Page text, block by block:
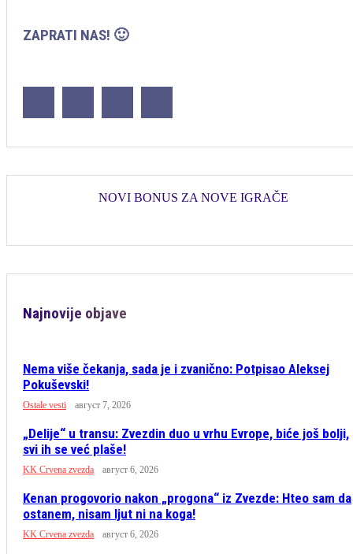
ZAPRATI NAS! 🙂
NOVI BONUS ZA NOVE IGRAČE
Najnovije objave
Nema više čekanja, sada je i zvanično: Potpisao Aleksej
Pokuševski!
Ostale vesti август 7, 2026
„Delije“ u transu: Zvezdin duo u vrhu Evrope, biće još bolji,
svi ih se već plaše!
KK Crvena zvezda август 6, 2026
Kenan progovorio nakon „progona“ iz Zvezde: Hteo sam da
ostanem, nisam ljut ni na koga!
KK Crvena zvezda август 6, 2026